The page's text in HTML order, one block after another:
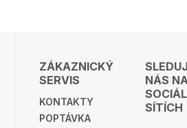
ZÁKAZNICKÝ
SERVIS
KONTAKTY
POPTÁVKA
NÁS
SÍTÍCH